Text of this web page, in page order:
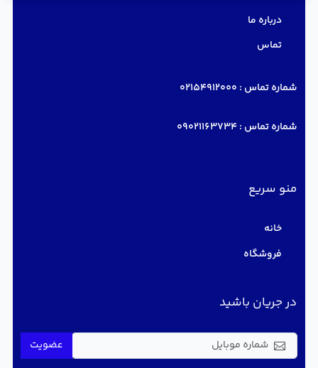
درباره ما
تماس
شماره تماس : 02154912000
شماره تماس :09021163734
منو سریع
خانه
فروشگاه
در جریان باشید
عضویت